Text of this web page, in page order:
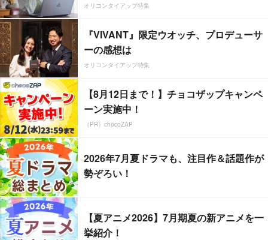
オリコンタイアップ特集
『VIVANT』限定ウオッチ、プロデューサ
ーの感想は
オリコンタイアップ特集
【8月12日まで！】チョコザップキャンペ
ーン実施中！
（PR）chocoZAP
2026年7月夏ドラマも、注目作＆話題作が
勢ぞろい！
【夏アニメ2026】7月期夏の新アニメを一
挙紹介！